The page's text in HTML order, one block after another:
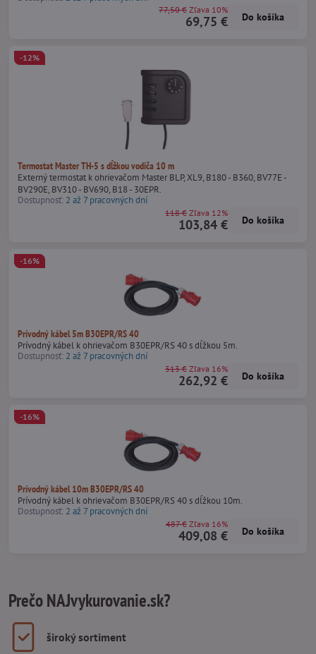
69,75 €
77,50 € Zľava 10%
Do košíka
Termostat Master TH-5 s dĺžkou vodiča 10 m
-12%
Externý termostat k ohrievačom Master BLP, XL9, B180 - B360, BV77E -
BV290E, BV310 - BV690, B18 - 30EPR.
Dostupnosť: 2 až 7 pracovných dní
103,84 €
118 € Zľava 12%
Do košíka
Prívodný kábel 5m B30EPR/RS 40
-16%
Prívodný kábel k ohrievačom B30EPR/RS 40 s dĺžkou 5m.
Dostupnosť: 2 až 7 pracovných dní
262,92 €
313 € Zľava 16%
Do košíka
Prívodný kábel 10m B30EPR/RS 40
-16%
Prívodný kábel k ohrievačom B30EPR/RS 40 s dĺžkou 10m.
Dostupnosť: 2 až 7 pracovných dní
409,08 €
487 € Zľava 16%
Do košíka
Prečo NAJvykurovanie.sk?
široký sortiment